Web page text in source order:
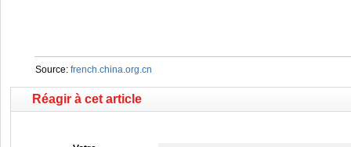
Source:french.china.org.cn
Réagir à cet article